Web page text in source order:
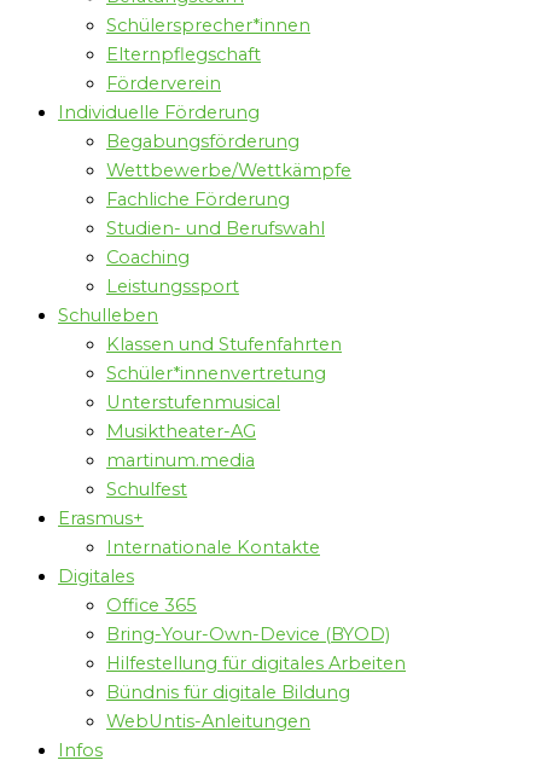
Schülersprecher*innen
Elternpflegschaft
Förderverein
Individuelle Förderung
Begabungsförderung
Wettbewerbe/Wettkämpfe
Fachliche Förderung
Studien- und Berufswahl
Coaching
Leistungssport
Schulleben
Klassen und Stufenfahrten
Schüler*innenvertretung
Unterstufenmusical
Musiktheater-AG
martinum.media
Schulfest
Erasmus+
Internationale Kontakte
Digitales
Office 365
Bring-Your-Own-Device (BYOD)
Hilfestellung für digitales Arbeiten
Bündnis für digitale Bildung
WebUntis-Anleitungen
Infos